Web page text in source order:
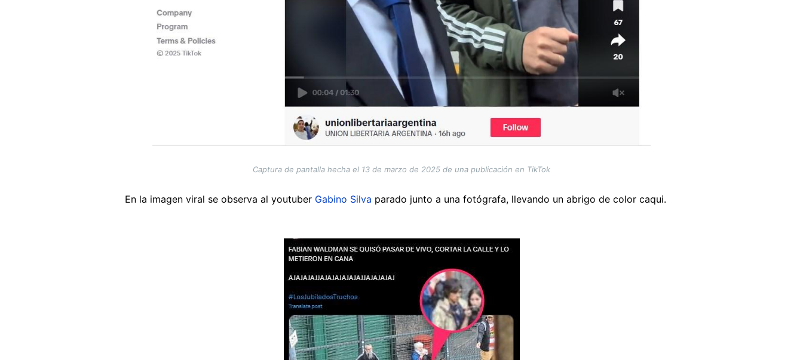
Captura de pantalla hecha el 13 de marzo de 2025 de una publicación en TikTok
En la imagen viral se observa al youtuber Gabino Silva parado junto a una fotógrafa, llevando un abrigo de color caqui.